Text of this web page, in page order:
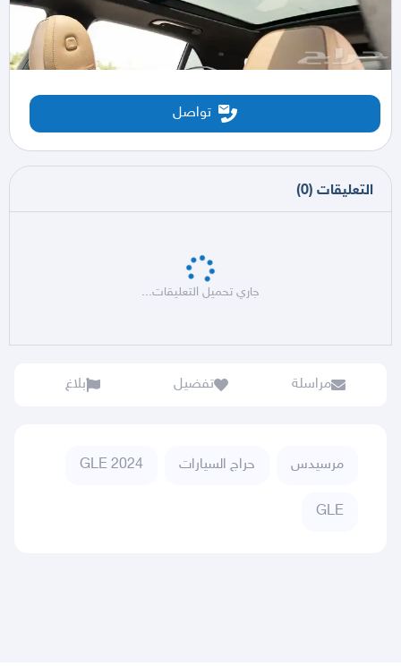
تواصل
التعليقات (
0
)
جاري تحميل التعليقات...
مراسلة تفضيل بلاغ
مرسيدس حراج السيارات GLE 2024
GLE